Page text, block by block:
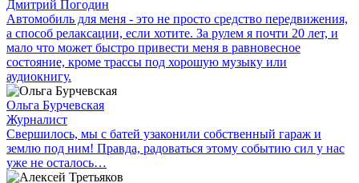
Дмитрий Погодин
Автомобиль для меня - это не просто средство передвижения,
а способ релаксации, если хотите. За рулем я почти 20 лет, и
мало что может быстро привести меня в равновесное
состояние, кроме трассы под хорошую музыку или
аудиокнигу.
Ольга Бурчевская
Журналист
Свершилось, мы с батей узаконили собственный гараж и
землю под ним! Правда, радоваться этому событию сил у нас
уже не осталось…